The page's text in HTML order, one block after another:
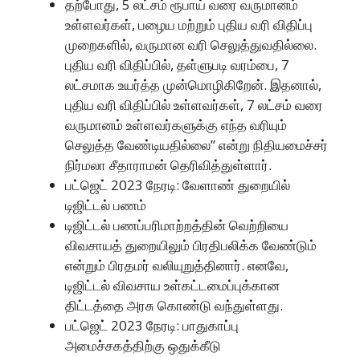
தற்போது, ​​5 லட்சம் ரூபாய் வரை வருமானம்
உள்ளவர்கள், பழைய மற்றும் புதிய வரி விதிப்பு
முறைகளில், வருமான வரி செலுத்துவதில்லை.
புதிய வரி விதிப்பில், தள்ளுபடி வரம்பை, 7
லட்சமாக உயர்த்த முன்மொழிகிறேன். இதனால்,
புதிய வரி விதிப்பில் உள்ளவர்கள், 7 லட்சம் வரை
வருமானம் உள்ளவர்களுக்கு எந்த வரியும்
செலுத்த வேண்டியதில்லை” என்று நிதியமைச்சர்
நிர்மலா சீதாராமன் தெரிவித்துள்ளார்.
பட்ஜெட் 2023 நேரடி: வேளாண் துறையில்
டிஜிட்டல் பணம்
டிஜிட்டல் பணப்பரிமாற்றத்தின் வெற்றியை
விவசாயத் துறையிலும் பிரதிபலிக்க வேண்டும்
என்றும் பிரதமர் வலியுறுத்தினார். எனவே,
டிஜிட்டல் விவசாய உள்கட்டமைப்புக்கான
திட்டத்தை அரசு கொண்டு வந்துள்ளது.
பட்ஜெட் 2023 நேரடி: பாதுகாப்பு
அமைச்சகத்திற்கு ஒதுக்கீடு